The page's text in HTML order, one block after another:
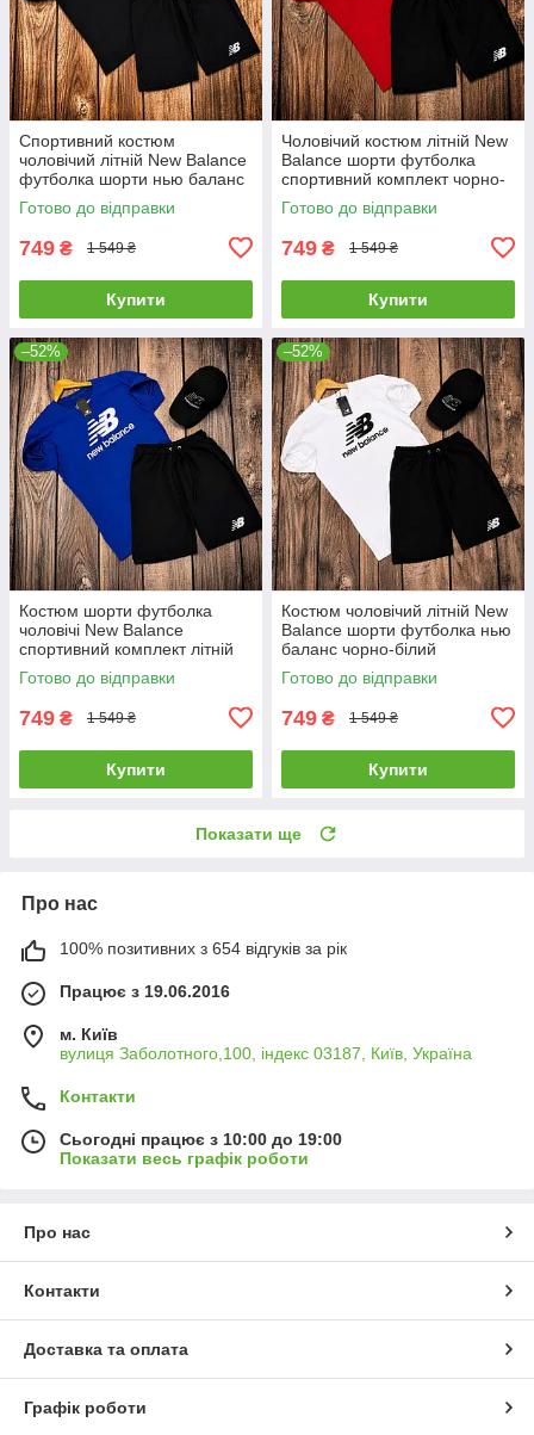
Спортивний костюм
чоловічий літній New Balance
футболка шорти нью баланс
чорний
Готово до відправки
749 ₴ 1 549 ₴
Купити
Чоловічий костюм літній New
Balance шорти футболка
спортивний комплект чорно-
червоний
Готово до відправки
749 ₴ 1 549 ₴
Купити
–52%
Костюм шорти футболка
чоловічі New Balance
спортивний комплект літній
чорно-синій
Готово до відправки
749 ₴ 1 549 ₴
Купити
–52%
Костюм чоловічий літній New
Balance шорти футболка нью
баланс чорно-білий
Готово до відправки
749 ₴ 1 549 ₴
Купити
Показати ще
Про нас
100% позитивних з 654 відгуків за рік
Працює з 19.06.2016
м. Київ
вулиця Заболотного,100, індекс 03187, Київ, Україна
Контакти
Сьогодні працює з 10:00 до 19:00
Показати весь графік роботи
Про нас
Контакти
Доставка та оплата
Графік роботи